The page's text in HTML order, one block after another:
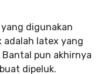
digunakan
adalah latex yang
pun akhirnya
dipeluk.